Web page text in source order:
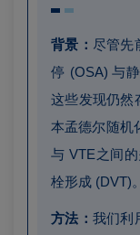
背景： 尽管先
停 (OSA) 与
这些发现仍然
本孟德尔随机
与 VTE之间
栓形成 (DVT)。
方法： 我们利